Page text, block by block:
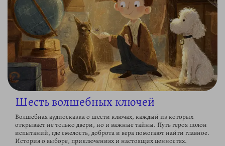
Шесть волшебных ключей
Волшебная аудиосказка о шести ключах, каждый из которых
открывает не только двери, но и важные тайны. Путь героя полон
испытаний, где смелость, доброта и вера помогают найти главное.
История о выборе, приключениях и настоящих ценностях.